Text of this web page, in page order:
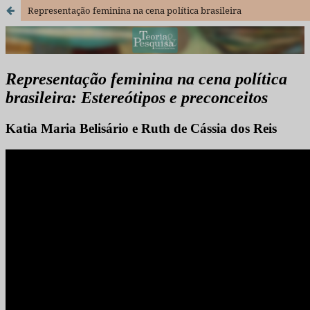
Representação feminina na cena política brasileira